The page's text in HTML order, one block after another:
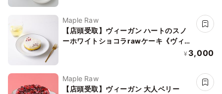
Maple Raw
【店頭受取】ヴィーガン ハートのスノ
ーホワイトショコラrawケーキ《ヴィー
ガンスイーツ・ヴィーガンケーキ》《ロ
¥ 3,000
Maple Raw
【店頭受取】ヴィーガン 大人ベリー